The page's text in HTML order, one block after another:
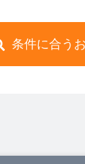
条件に合う